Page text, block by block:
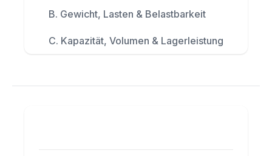
B. Gewicht, Lasten & Belastbarkeit
C. Kapazität, Volumen & Lagerleistung